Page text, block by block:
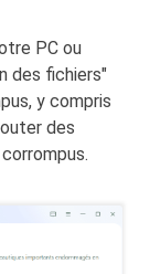
PC ou
des fichiers"
y compris
des